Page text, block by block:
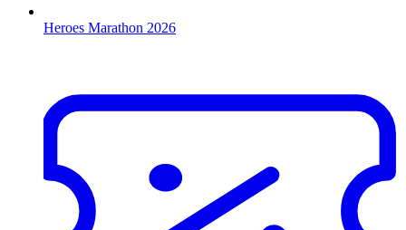
Heroes Marathon 2026